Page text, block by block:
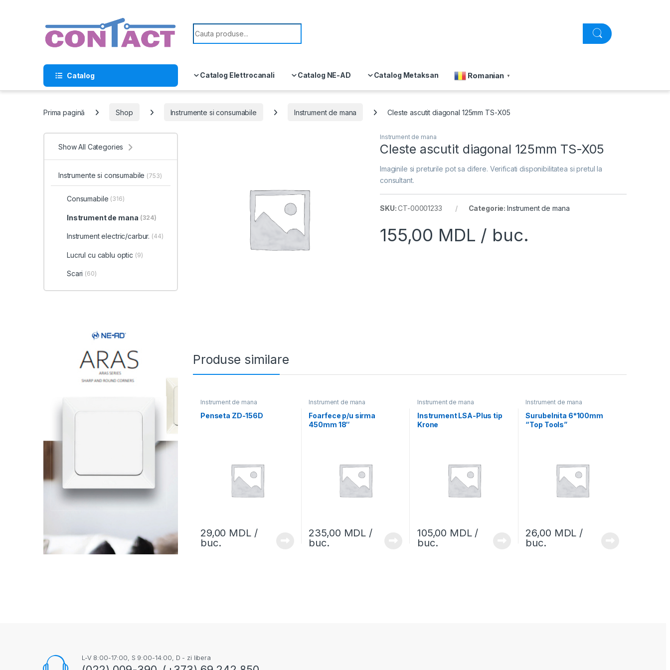
Search for:
Catalog Catalog Elettrocanali Catalog NE-AD Catalog Metaksan Romanian ▼
Prima pagină Shop Instrumente si consumabile Instrument de mana Cleste ascutit diagonal 125mm TS-X05
Instrument de mana
Cleste ascutit diagonal 125mm TS-X05
Imaginile si preturile pot sa difere. Verificati disponibilitatea si pretul la
consultant.
SKU:CT-00001233 Categorie: Instrument de mana
155,00 MDL / buc.
Produse similare
Instrument de mana
Penseta ZD-156D
29,00 MDL/
buc.
Instrument de mana
Foarfece p/u sirma
450mm 18″
235,00 MDL /
buc.
Instrument de mana
Instrument LSA-Plus tip
Krone
105,00 MDL/
buc.
Instrument de mana
Surubelnita 6*100mm
“Top Tools”
26,00 MDL /
buc.
Show All Categories
Instrumente si consumabile (753)
Consumabile (316)
Instrument de mana (324)
Instrument electric/carbur. (44)
Lucrul cu cablu optic (9)
Scari (60)
L-V 8:00-17:00, S 9:00-14:00, D - zi libera